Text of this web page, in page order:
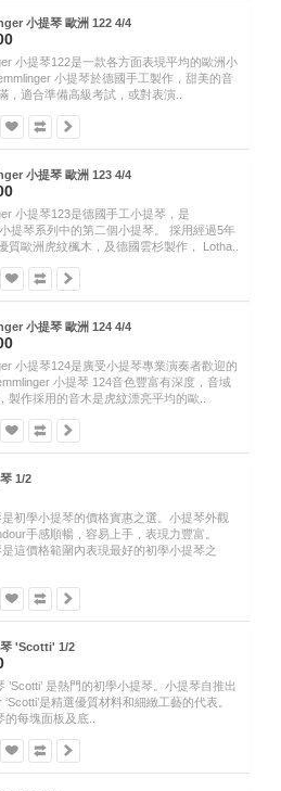
小提琴 歐洲 122 4/4
小提琴122是一款各方面表現平均的歐洲小
小提琴於德國手工製作，甜美的音
，適合準備高級考試，或對表演..
小提琴 歐洲 123 4/4
小提琴123是德國手工小提琴，是
提琴系列中的第二個小提琴。 採用經過5年
質歐洲虎紋楓木，及德國雲杉製作， Lotha..
小提琴 歐洲 124 4/4
小提琴124是廣受小提琴專業演奏者歡迎的
小提琴 124音色豐富有深度，音域
製作採用的音木是虎紋漂亮平均的歐..
1/2
初學小提琴的價格實惠之選。小提琴外觀
手感順暢，容易上手，表現力豐富。
這價格範圍內表現最好的初學小提琴之
'Scotti' 1/2
’Scotti’ 是熱門的初學小提琴。小提琴自推出
是精選優質材料和細緻工藝的代表。
的每塊面板及底..